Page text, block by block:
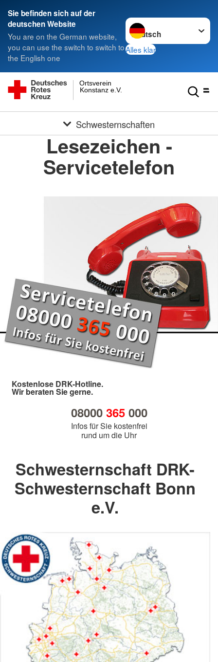
Sie befinden sich auf der
deutschen Website
You are on the German website,
you can use the switch to switch to
the English one
Sprache wechseln zu
Alles klar
Konstanz e.V.
Ortsverein
Schwesternschaften
Lesezeichen -
Servicetelefon
Kostenlose DRK-Hotline.
Wir beraten Sie gerne.
08000 365000
Infos für Sie kostenfrei
rund um die Uhr
Schwesternschaft DRK-
Schwesternschaft Bonn
e.V.